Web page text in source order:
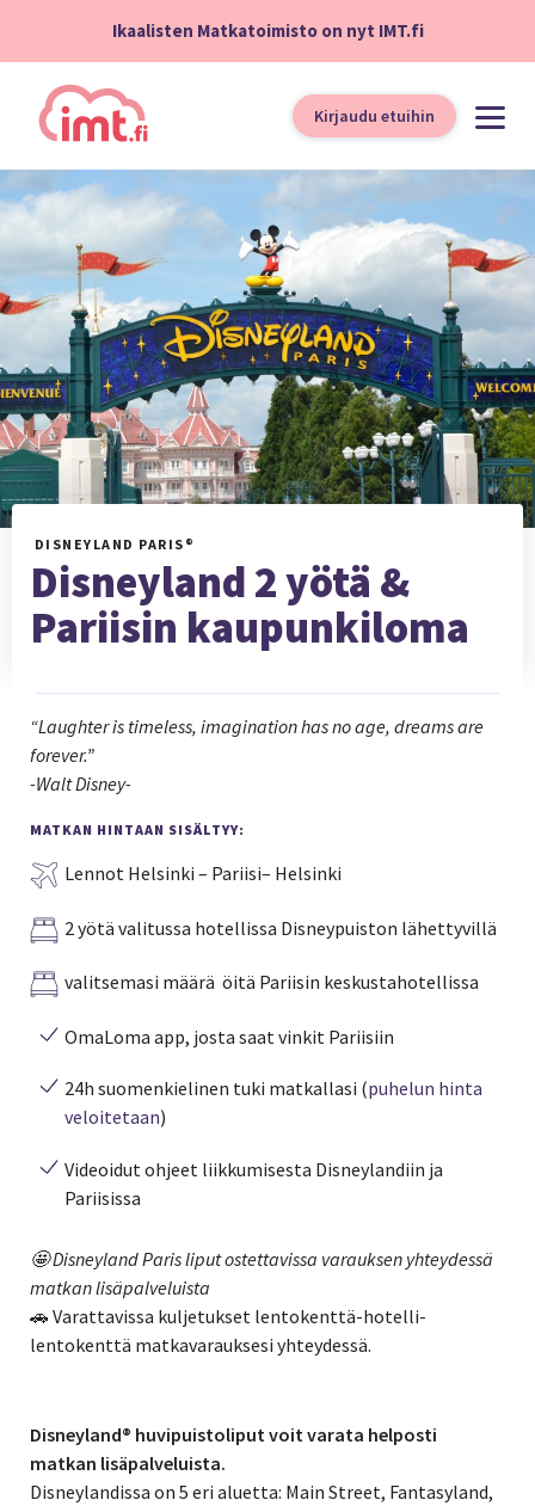
Ikaalisten Matkatoimisto on nyt IMT.fi
Kirjaudu etuihin
DISNEYLAND PARIS®
Disneyland 2 yötä &
Pariisin kaupunkiloma
“Laughter is timeless, imagination has no age, dreams are
forever.”
-Walt Disney-
MATKAN HINTAAN SISÄLTYY:
Lennot Helsinki – Pariisi– Helsinki
2 yötä valitussa hotellissa Disneypuiston lähettyvillä
valitsemasi määrä öitä Pariisin keskustahotellissa
OmaLoma app, josta saat vinkit Pariisiin
24h suomenkielinen tuki matkallasi (puhelun hinta
veloitetaan)
Videoidut ohjeet liikkumisesta Disneylandiin ja
Pariisissa
🤩 Disneyland Paris liput ostettavissa varauksen yhteydessä
matkan lisäpalveluista
🚗 Varattavissa kuljetukset lentokenttä-hotelli-
lentokenttä matkavarauksesi yhteydessä.
Disneyland® huvipuistoliput voit varata helposti
matkan lisäpalveluista.
Disneylandissa on 5 eri aluetta: Main Street, Fantasyland,